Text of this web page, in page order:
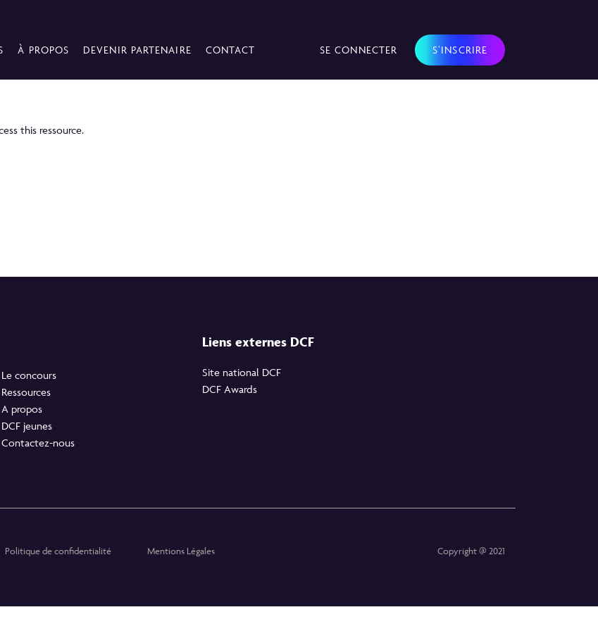
À PROPOS DEVENIR PARTENAIRE CONTACT SE CONNECTER S’INSCRIRE
this ressource.
Le concours
Ressources
A propos
DCF jeunes
Contactez-nous
Liens externes DCF
Site national DCF
DCF Awards
Politique de confidentialité Mentions Légales Copyright @ 2021